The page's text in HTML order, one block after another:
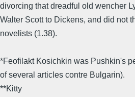
divorcing that dreadful old wencher
Walter Scott to Dickens, and did not
novelists (1.38).
*Feofilakt Kosichkin was Pushkin's
of several articles contre Bulgarin).
**Kitty